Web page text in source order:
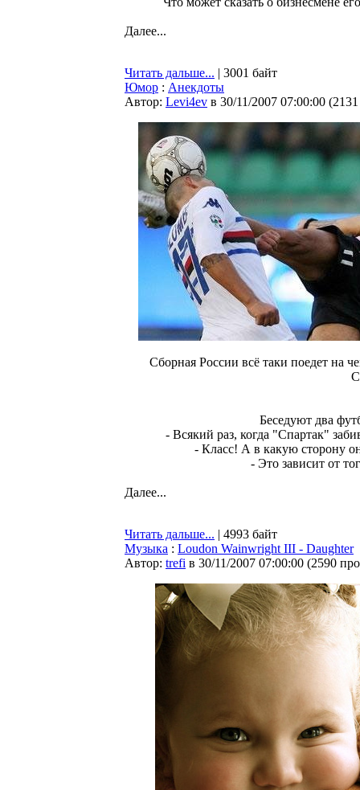
Далее...
Читать дальше... | 3001 байт
Юмор : Анекдоты
Автор: Levi4ev в 30/11/2007 07:00:00 (
Cборная России всё таки поедет на
Беседуют два
- Всякий раз, когда "Спартак"
- Класс! А в какую сторону
- Это зависит от
Далее...
Читать дальше... | 4993 байт
Музыка : Loudon Wainwright III - Daughter
Автор: trefi в 30/11/2007 07:00:00 (2590